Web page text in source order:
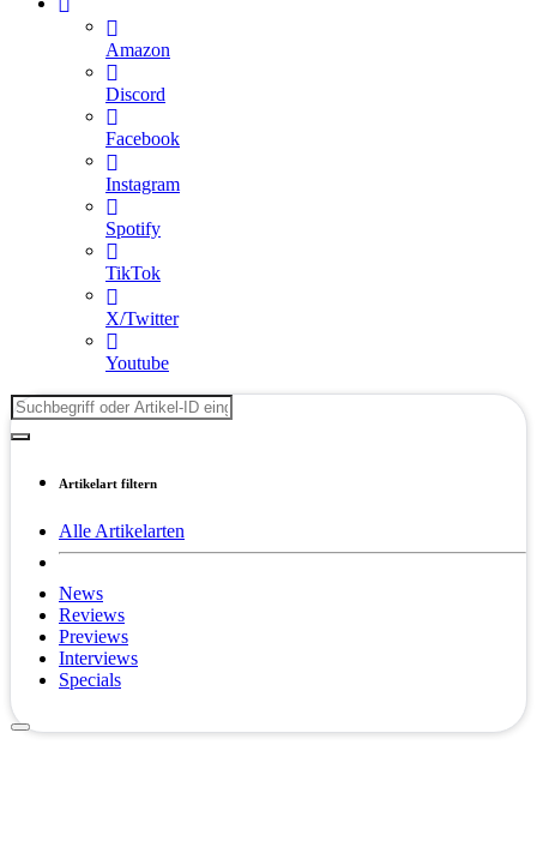
Amazon
Discord
Facebook
Instagram
Spotify
TikTok
X/Twitter
Youtube
Artikelart filtern
Alle Artikelarten
News
Reviews
Previews
Interviews
Specials